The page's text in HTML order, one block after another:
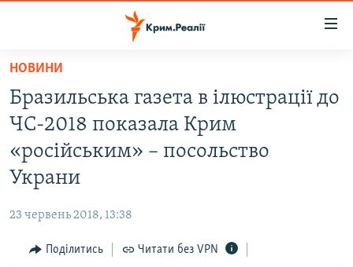
Перейти
основного
матеріалу
до
основної
Перейти
пошуку
ВОДА.КРИМ
ВІДЕО ТА ФОТО
ПОЛІТИКА
ПОГЛЯД
ІНТЕРВ'Ю
НОВИНИ
Бразильська газета в ілюстрації до
ЧС-2018 показала Крим
«російським» – посольство
Украни
23 червень 2018, 13:38
Поділитись Читати без VPN